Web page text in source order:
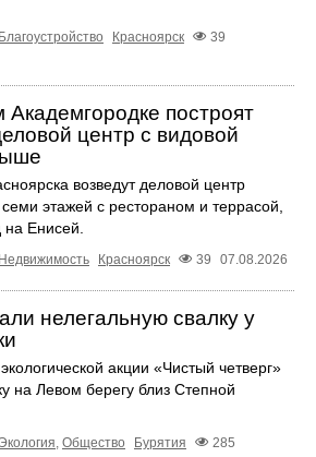
Благоустройство Красноярск
39
Академгородке построят
центр с видовой
возведут деловой центр
этажей с рестораном и террасой,
на Енисей.
Недвижимость Красноярск 39 07.08.2026
нелегальную свалку у
акции «Чистый четверг»
на Левом берегу близ Степной
Экология, Общество Бурятия
285